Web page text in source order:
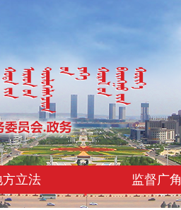
方立法 监督广角